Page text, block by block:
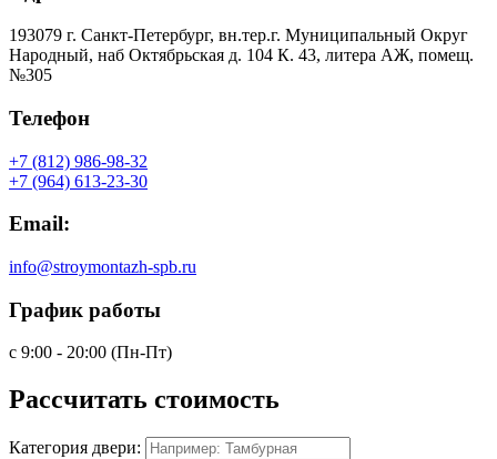
193079 г. Санкт-Петербург, вн.тер.г. Муниципальный Округ
Народный, наб Октябрьская д. 104 К. 43, литера АЖ, помещ.
№305
Телефон
+7 (812) 986-98-32
+7 (964) 613-23-30
Email:
info@stroymontazh-spb.ru
График работы
с 9:00 - 20:00 (Пн-Пт)
Рассчитать стоимость
Категория двери: